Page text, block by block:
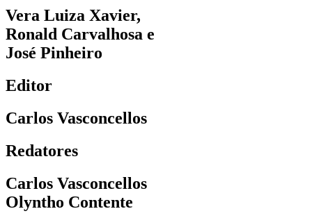
Vera Luiza Xavier,
Ronald Carvalhosa e
José Pinheiro
Editor
Carlos Vasconcellos
Redatores
Carlos Vasconcellos
Olyntho Contente